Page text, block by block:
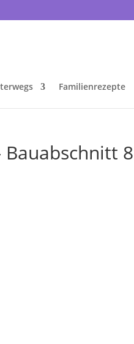
Familienrezepte
Bauabschnitt 8